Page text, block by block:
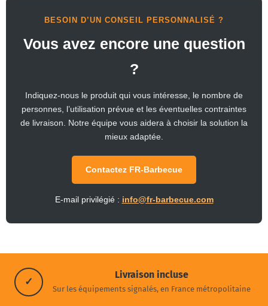
BESOIN D’UN CONSEIL PERSONNALISÉ ?
Vous avez encore une question
?
Indiquez-nous le produit qui vous intéresse, le nombre de
personnes, l’utilisation prévue et les éventuelles contraintes
de livraison. Notre équipe vous aidera à choisir la solution la
mieux adaptée.
Contactez FR-Barbecue
E-mail privilégié : info@fr-barbecue.com
✓
Livraison incluse
Sur les équipements signalés, en France métropolitaine